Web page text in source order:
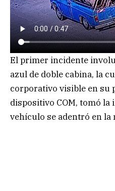
El primer incidente
azul de doble cabina, la
corporativo visible en su
dispositivo COM, tomó la
vehículo se adentró en la